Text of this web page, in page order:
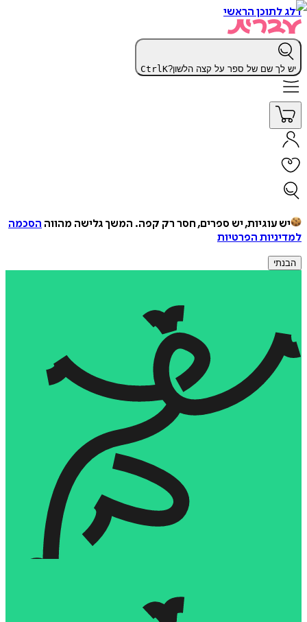
דלג לתוכן הראשי
יש לך שם של ספר על קצה הלשון? CtrlK
יש עוגיות, יש ספרים, חסר רק קפה. המשך גלישה מהווה הסכמה
למדיניות הפרטיות
הבנתי